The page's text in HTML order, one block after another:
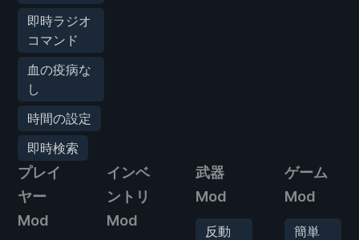
即時ラジオ
コマンド
血の疫病な
し
時間の設定
即時検索
プレイ
ヤー
Mod
インベ
ントリ
Mod
武器
Mod
反動
ゲーム
Mod
簡単